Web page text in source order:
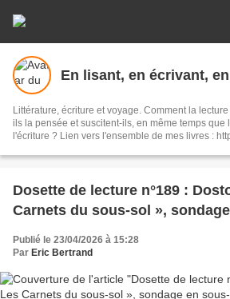
En lisant, en écrivant,
Littérature, écriture et voyage. Comment la
ils la pensée et suscitent-ils, en même temps que
Dosette de lecture n°189 :
Carnets du sous-sol »,
Publié le 23/04/2026 à 15:28
Par Eric Bertrand